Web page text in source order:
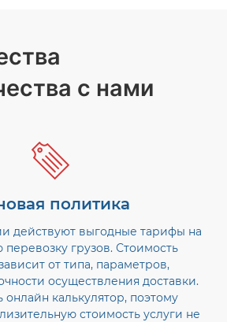
с нами
политика
действуют выгодные тарифы на
грузов. Стоимость
от типа, параметров,
осуществления доставки.
онлайн калькулятор, поэтому
стоимость услуги не